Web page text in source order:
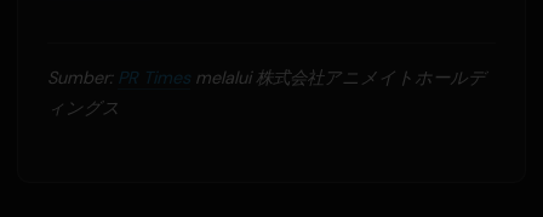
Sumber: PR Timesmelalui 株式会社アニメイトホールデ
ィングス